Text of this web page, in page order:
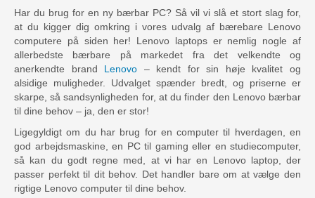
Har du brug for en ny bærbar PC? Så vil vi slå et stort slag for,
at du kigger dig omkring i vores udvalg af bærebare Lenovo
computere på siden her! Lenovo laptops er nemlig nogle af
allerbedste bærbare på markedet fra det velkendte og
anerkendte brand Lenovo – kendt for sin høje kvalitet og
alsidige muligheder. Udvalget spænder bredt, og priserne er
skarpe, så sandsynligheden for, at du finder den Lenovo bærbar
til dine behov – ja, den er stor!
Ligegyldigt om du har brug for en computer til hverdagen, en
god arbejdsmaskine, en PC til gaming eller en studiecomputer,
så kan du godt regne med, at vi har en Lenovo laptop, der
passer perfekt til dit behov. Det handler bare om at vælge den
rigtige Lenovo computer til dine behov.